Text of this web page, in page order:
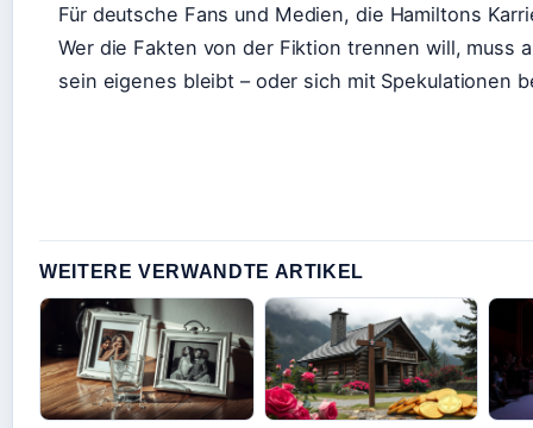
Für deutsche Fans und Medien, die Hamiltons
Wer die Fakten von der Fiktion trennen will, muss
sein eigenes bleibt – oder sich mit Spekulationen
WEITERE VERWANDTE ARTIKEL